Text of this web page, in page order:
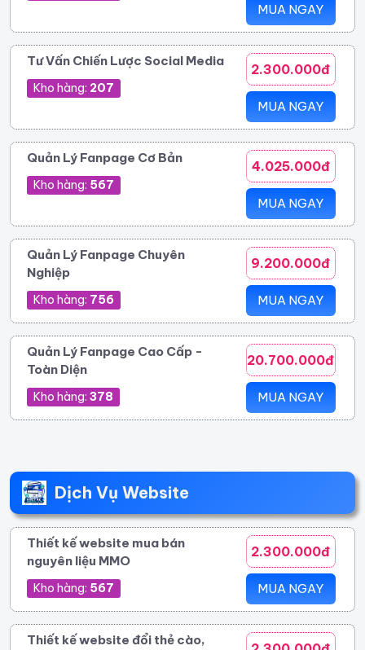
MUA NGAY
Tư Vấn Chiến Lược Social Media
Kho hàng: 207
2.300.000đ
MUA NGAY
Quản Lý Fanpage Cơ Bản
Kho hàng: 567
4.025.000đ
MUA NGAY
Quản Lý Fanpage Chuyên
Nghiệp
Kho hàng: 756
9.200.000đ
MUA NGAY
Quản Lý Fanpage Cao Cấp -
Toàn Diện
Kho hàng: 378
20.700.000đ
MUA NGAY
Dịch Vụ Website
Thiết kế website mua bán
nguyên liệu MMO
Kho hàng: 567
2.300.000đ
MUA NGAY
Thiết kế website đổi thẻ cào,